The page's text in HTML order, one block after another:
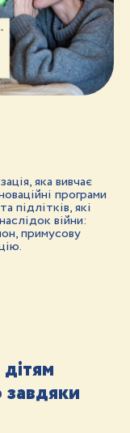
яка вивчає
програми
підлітків, які
війни:
примусову